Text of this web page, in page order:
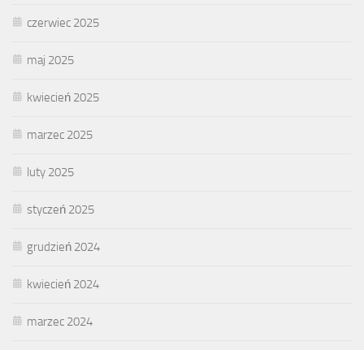
czerwiec 2025
maj 2025
kwiecień 2025
marzec 2025
luty 2025
styczeń 2025
grudzień 2024
kwiecień 2024
marzec 2024